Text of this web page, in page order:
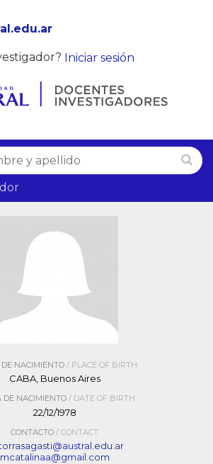
Iniciar sesión
NACIMIENTO / PLACE OF BIRTH
CABA, Buenos Aires
DE NACIMIENTO/ DATE OF BIRTH
22/12/1978
CONTACTO / CONTACT
mcatalinaa@gmail.com